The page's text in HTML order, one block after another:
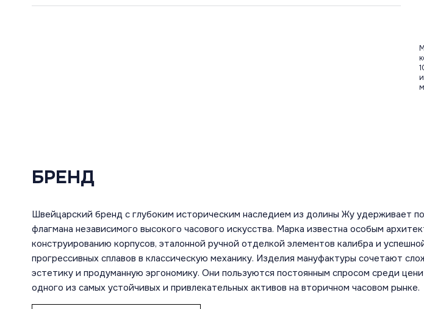
БРЕНД
Швейцарский бренд с глубоким историческим наследием из долины Жу удерживает
флагмана независимого высокого часового искусства. Марка известна особым
конструированию корпусов, эталонной ручной отделкой элементов калибра и
прогрессивных сплавов в классическую механику. Изделия мануфактуры сочетают
эстетику и продуманную эргономику. Они пользуются постоянным спросом среди
одного из самых устойчивых и привлекательных активов на вторичном часовом рынке.